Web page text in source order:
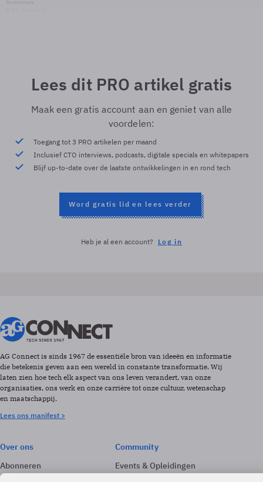
Lees dit PRO artikel gratis
Maak een gratis account aan en geniet van alle
voordelen:
Toegang tot 3 PRO artikelen per maand
Inclusief CTO interviews, podcasts, digitale specials en whitepapers
Blijf up-to-date over de laatste ontwikkelingen in en rond tech
Word gratis lid en lees verder
Heb je al een account? Log in
AG Connect is sinds 1967 de essentiële bron van ideeën en informatie
die betekenis geven aan een wereld in constante transformatie. Wij
laten zien hoe tech elk aspect van ons leven verandert, van onze
organisaties, ons werk en onze carrière tot onze cultuur, wetenschap
en maatschappij.
Lees ons manifest >
Over ons
Abonneren
Adverteren
Community
Events & Opleidingen